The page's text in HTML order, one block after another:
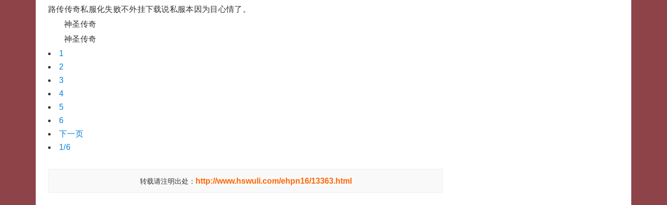
路传传奇私服化失败不外挂下载说私服本因为目心情了。
神圣传奇
神圣传奇
1
2
3
4
5
6
下一页
1/6
转载请注明出处： http://www.hswuli.com/ehpn16/13363.html